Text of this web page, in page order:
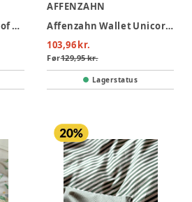
Doomoo Refill Toxproof 10 l
AFFENZAHN
Affenzahn Wallet Unicorn - Unicorn
103,96 kr.
Før129,95 kr.
Lagerstatus